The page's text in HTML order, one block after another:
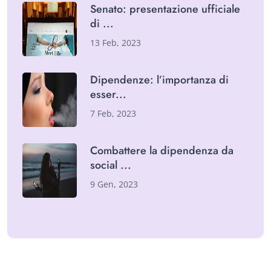
Senato: presentazione ufficiale
di
13 Feb, 2023
Dipendenze: l’importanza di
esser
7 Feb, 2023
Combattere la dipendenza da
social
9 Gen, 2023